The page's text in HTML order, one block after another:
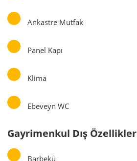
Ankastre Mutfak
Panel Kapı
Klima
Ebeveyn WC
Gayrimenkul Dış Özellikler
Barbekü